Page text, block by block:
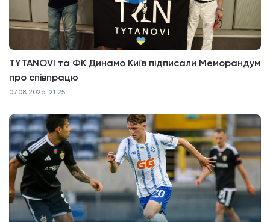
TYTANOVI та ФК Динамо Київ підписали Меморандум
про співпрацю
07.08.2026, 21:25